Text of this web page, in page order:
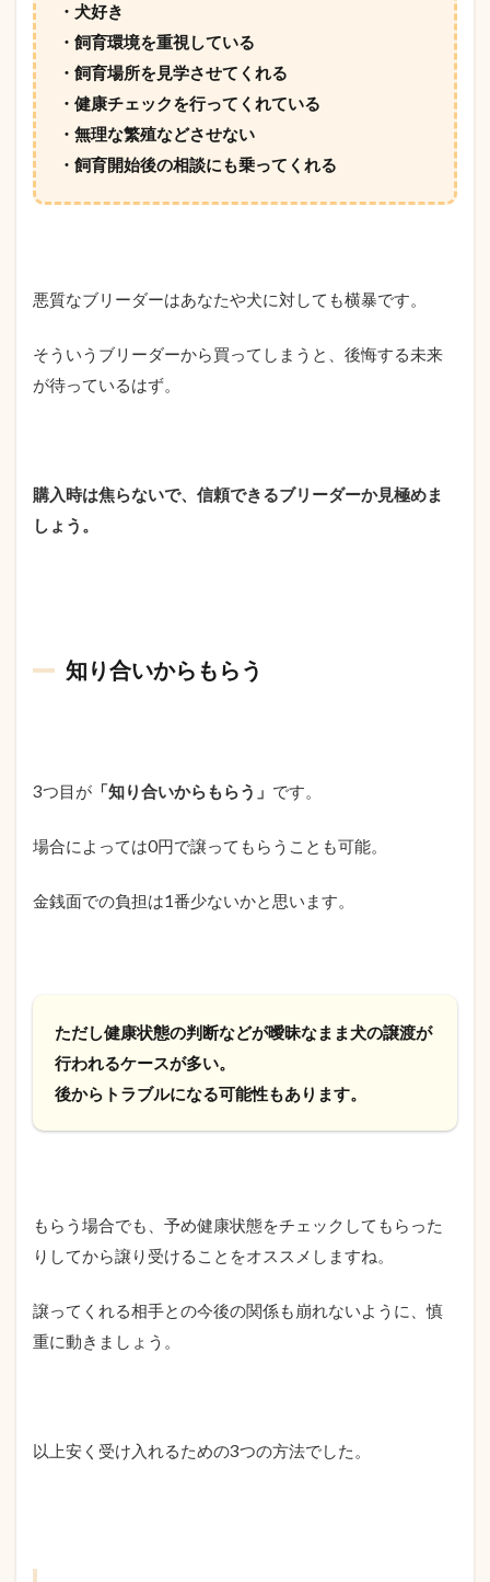
・犬好き
・飼育環境を重視している
・飼育場所を見学させてくれる
・健康チェックを行ってくれている
・無理な繁殖などさせない
・飼育開始後の相談にも乗ってくれる
悪質なブリーダーはあなたや犬に対しても横暴です。
そういうブリーダーから買ってしまうと、後悔する未来
が待っているはず。
購入時は焦らないで、信頼できるブリーダーか見極めま
しょう。
知り合いからもらう
3つ目が 「知り合いからもらう」 です。
場合によっては0円で譲ってもらうことも可能。
金銭面での負担は1番少ないかと思います。
ただし健康状態の判断などが曖昧なまま犬の譲渡が
行われるケースが多い。
後からトラブルになる可能性もあります。
もらう場合でも、予め健康状態をチェックしてもらった
りしてから譲り受けることをオススメしますね。
譲ってくれる相手との今後の関係も崩れないように、慎
重に動きましょう。
以上安く受け入れるための3つの方法でした。